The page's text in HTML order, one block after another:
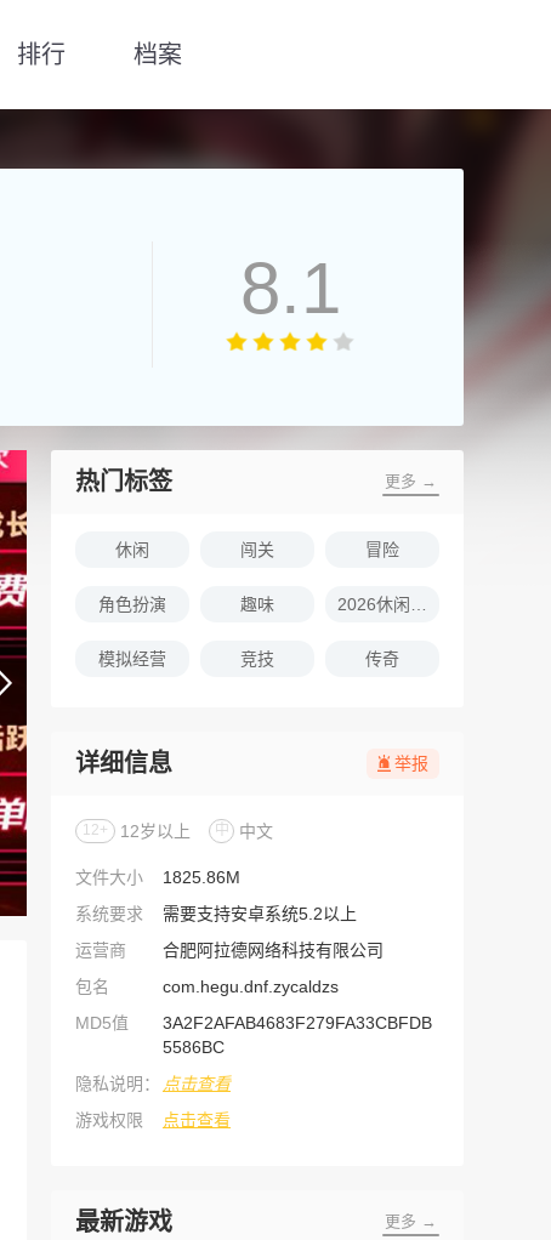
排行 档案
8.1
热门标签 更多 →
休闲 闯关 冒险
角色扮演 趣味
模拟经营 竞技 传奇
详细信息 举报
12+ 12岁以上 中 中文
文件大小
1825.86M
系统要求
需要支持安卓系统5.2以上
运营商
合肥阿拉德网络科技有限公司
包名
com.hegu.dnf.zycaldzs
MD5值
3A2F2AFAB4683F279FA33CBFDB
5586BC
隐私说明：
点击查看
游戏权限
点击查看
最新游戏 更多 →